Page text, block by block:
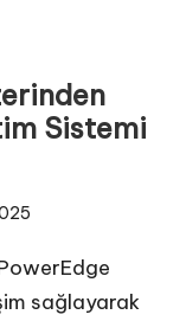
Sistemi
sağlayarak